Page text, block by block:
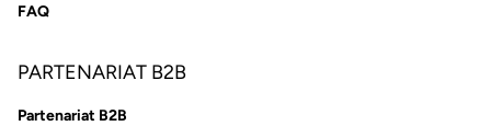
FAQ
PARTENARIAT B2B
Partenariat B2B